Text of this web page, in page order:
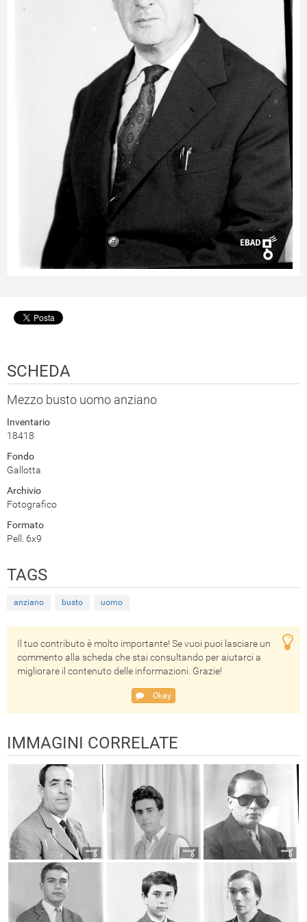
SCHEDA
Mezzo busto uomo anziano
Inventario
18418
Fondo
Gallotta
Archivio
Fotografico
Formato
Pell. 6x9
TAGS
anziano busto uomo
Il tuo contributo è molto importante! Se vuoi puoi lasciare un
commento alla scheda che stai consultando per aiutarci a
migliorare il contenuto delle informazioni. Grazie!
Okay
IMMAGINI CORRELATE